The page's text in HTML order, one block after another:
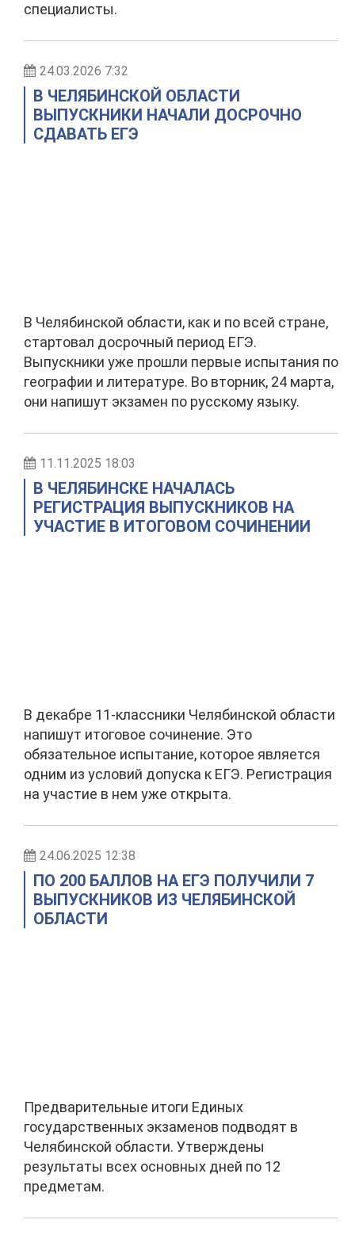
специалисты.
24.03.2026 7:32
В ЧЕЛЯБИНСКОЙ ОБЛАСТИ
ВЫПУСКНИКИ НАЧАЛИ ДОСРОЧНО
СДАВАТЬ ЕГЭ
В Челябинской области, как и по всей стране,
стартовал досрочный период ЕГЭ.
Выпускники уже прошли первые испытания по
географии и литературе. Во вторник, 24 марта,
они напишут экзамен по русскому языку.
11.11.2025 18:03
В ЧЕЛЯБИНСКЕ НАЧАЛАСЬ
РЕГИСТРАЦИЯ ВЫПУСКНИКОВ НА
УЧАСТИЕ В ИТОГОВОМ СОЧИНЕНИИ
В декабре 11-классники Челябинской области
напишут итоговое сочинение. Это
обязательное испытание, которое является
одним из условий допуска к ЕГЭ. Регистрация
на участие в нем уже открыта.
24.06.2025 12:38
ПО 200 БАЛЛОВ НА ЕГЭ ПОЛУЧИЛИ 7
ВЫПУСКНИКОВ ИЗ ЧЕЛЯБИНСКОЙ
ОБЛАСТИ
Предварительные итоги Единых
государственных экзаменов подводят в
Челябинской области. Утверждены
результаты всех основных дней по 12
предметам.